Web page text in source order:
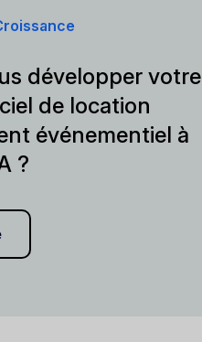
développer votre
de location
événementiel à
?